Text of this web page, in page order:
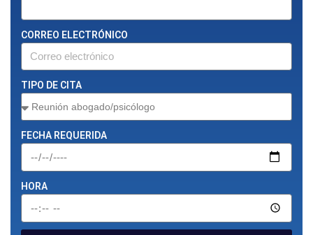
CORREO ELECTRÓNICO
TIPO DE CITA
FECHA REQUERIDA
HORA